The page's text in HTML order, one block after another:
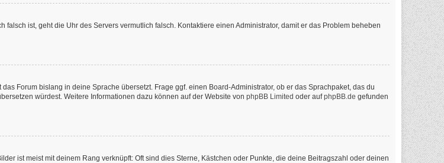
ist, geht die Uhr des Servers vermutlich falsch. Kontaktiere einen Administrator, damit er das Problem beheben
Forum bislang in deine Sprache übersetzt. Frage ggf. einen Board-Administrator, ob er das Sprachpaket, das du
würdest. Weitere Informationen dazu können auf der Website von phpBB Limited oder aufphpBB.de gefunden
ist meist mit deinem Rang verknüpft: Oft sind dies Sterne, Kästchen oder Punkte, die deine Beitragszahl oder deinen